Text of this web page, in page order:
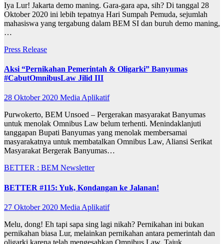
Iya Lur! Jakarta demo maning. Gara-gara apa, sih? Di tanggal 28
Oktober 2020 ini lebih tepatnya Hari Sumpah Pemuda, sejumlah
mahasiswa yang tergabung dalam BEM SI dan buruh demo maning,
…
Press Release
Aksi “Pernikahan Pemerintah & Oligarki” Banyumas
#CabutOmnibusLaw Jilid III
28 Oktober 2020 Media Aplikatif
Purwokerto, BEM Unsoed – Pergerakan masyarakat Banyumas
untuk menolak Omnibus Law belum terhenti. Menindaklanjuti
tanggapan Bupati Banyumas yang menolak membersamai
masyarakatnya untuk membatalkan Omnibus Law, Aliansi Serikat
Masyarakat Bergerak Banyumas…
BETTER : BEM Newsletter
BETTER #115: Yuk, Kondangan ke Jalanan!
27 Oktober 2020 Media Aplikatif
Melu, dong! Eh tapi sapa sing lagi nikah? Pernikahan ini bukan
pernikahan biasa Lur, melainkan pernikahan antara pemerintah dan
oligarki karena telah mengesahkan Omnibus Law. Tajuk